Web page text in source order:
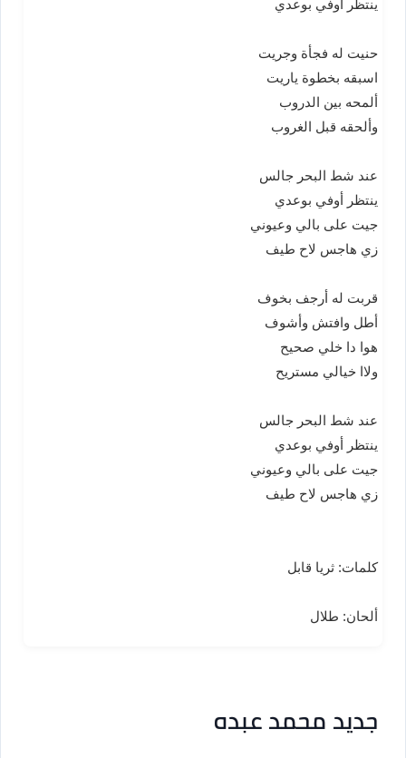
ينتظر أوفي بوعدي
حنيت له فجأة وجريت
اسبقه بخطوة ياريت
ألمحه بين الدروب
وألحقه قبل الغروب
عند شط البحر جالس
ينتظر أوفي بوعدي
جيت على بالي وعيوني
زي هاجس لاح طيف
قربت له أرجف بخوف
أطل وافتش وأشوف
هوا دا خلي صحيح
ولاا خيالي مستريح
عند شط البحر جالس
ينتظر أوفي بوعدي
جيت على بالي وعيوني
زي هاجس لاح طيف
كلمات: ثريا قابل
ألحان: طلال
جديد محمد عبده